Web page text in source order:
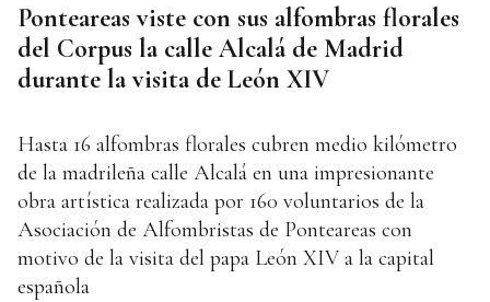
Ponteareas viste con sus alfombras florales
del Corpus la calle Alcalá de Madrid
durante la visita de León XIV
Hasta 16 alfombras florales cubren medio kilómetro
de la madrileña calle Alcalá en una impresionante
obra artística realizada por 160 voluntarios de la
Asociación de Alfombristas de Ponteareas con
motivo de la visita del papa León XIV a la capital
española